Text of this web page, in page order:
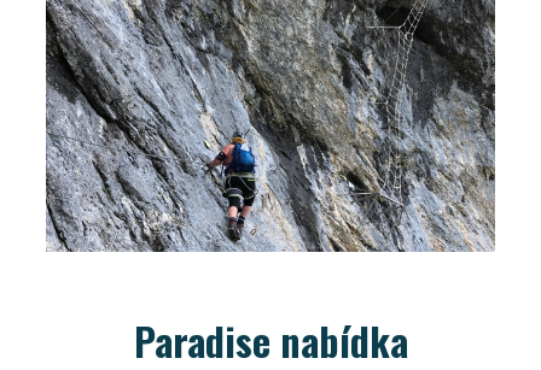
Paradise nabídka